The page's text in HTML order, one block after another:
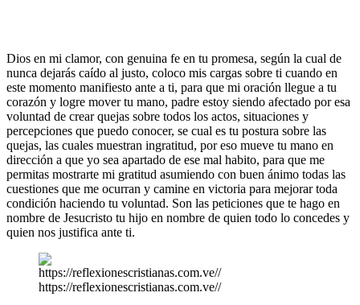
Dios en mi clamor, con genuina fe en tu promesa, según la cual de
nunca dejarás caído al justo, coloco mis cargas sobre ti cuando en
este momento manifiesto ante a ti, para que mi oración llegue a tu
corazón y logre mover tu mano, padre estoy siendo afectado por esa
voluntad de crear quejas sobre todos los actos, situaciones y
percepciones que puedo conocer, se cual es tu postura sobre las
quejas, las cuales muestran ingratitud, por eso mueve tu mano en
dirección a que yo sea apartado de ese mal habito, para que me
permitas mostrarte mi gratitud asumiendo con buen ánimo todas las
cuestiones que me ocurran y camine en victoria para mejorar toda
condición haciendo tu voluntad. Son las peticiones que te hago en
nombre de Jesucristo tu hijo en nombre de quien todo lo concedes y
quien nos justifica ante ti.
https://reflexionescristianas.com.ve//